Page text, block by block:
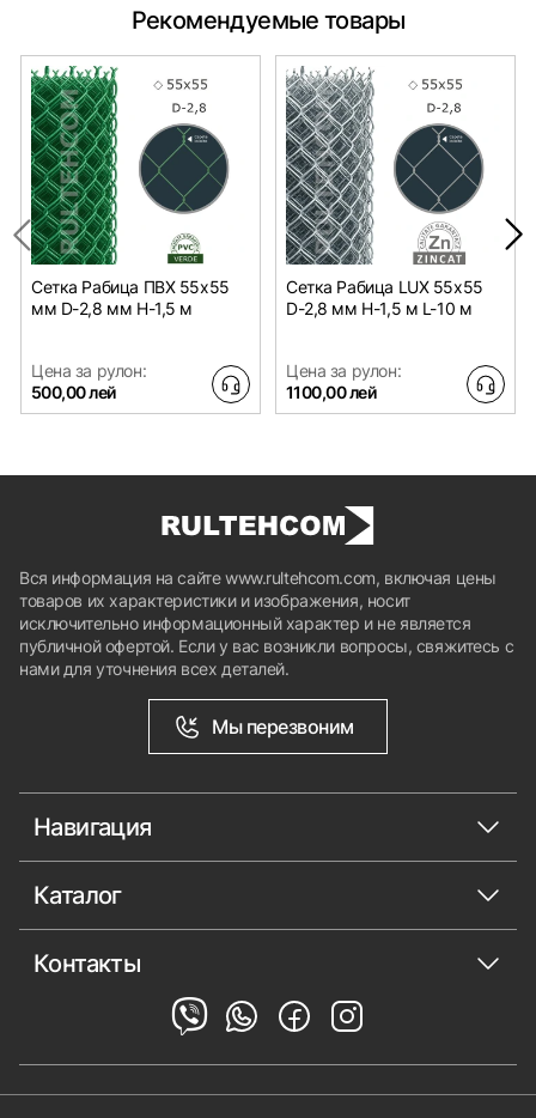
Рекомендуемые товары
Сетка Рабица ПВХ 55х55
мм D-2,8 мм H-1,5 м
Цена за рулон:
500,00 лей
Сетка Рабица LUX 55х55
D-2,8 мм H-1,5 м L-10 м
Цена за рулон:
1100,00 лей
Вся информация на сайте www.rultehcom.com, включая цены
товаров их характеристики и изображения, носит
исключительно информационный характер и не является
публичной офертой. Если у вас возникли вопросы, свяжитесь с
нами для уточнения всех деталей.
Мы перезвоним
Навигация
Каталог
Контакты